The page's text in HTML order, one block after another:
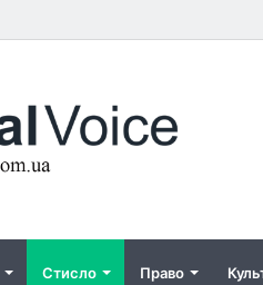
Стисло Право